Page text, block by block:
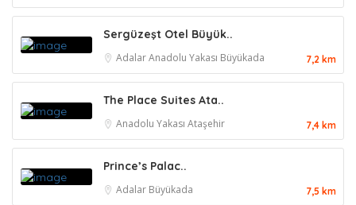
Sergüzeşt Otel Büyük..
AdalarAnadolu Yakası Büyükada 7,2 km
The Place Suites Ata..
Anadolu Yakası Ataşehir 7,4 km
Prince’s Palac..
Adalar Büyükada 7,5 km